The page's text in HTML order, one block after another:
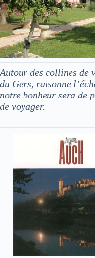
Autour des collines de
du Gers, raisonne
notre bonheur sera de
de voyager.